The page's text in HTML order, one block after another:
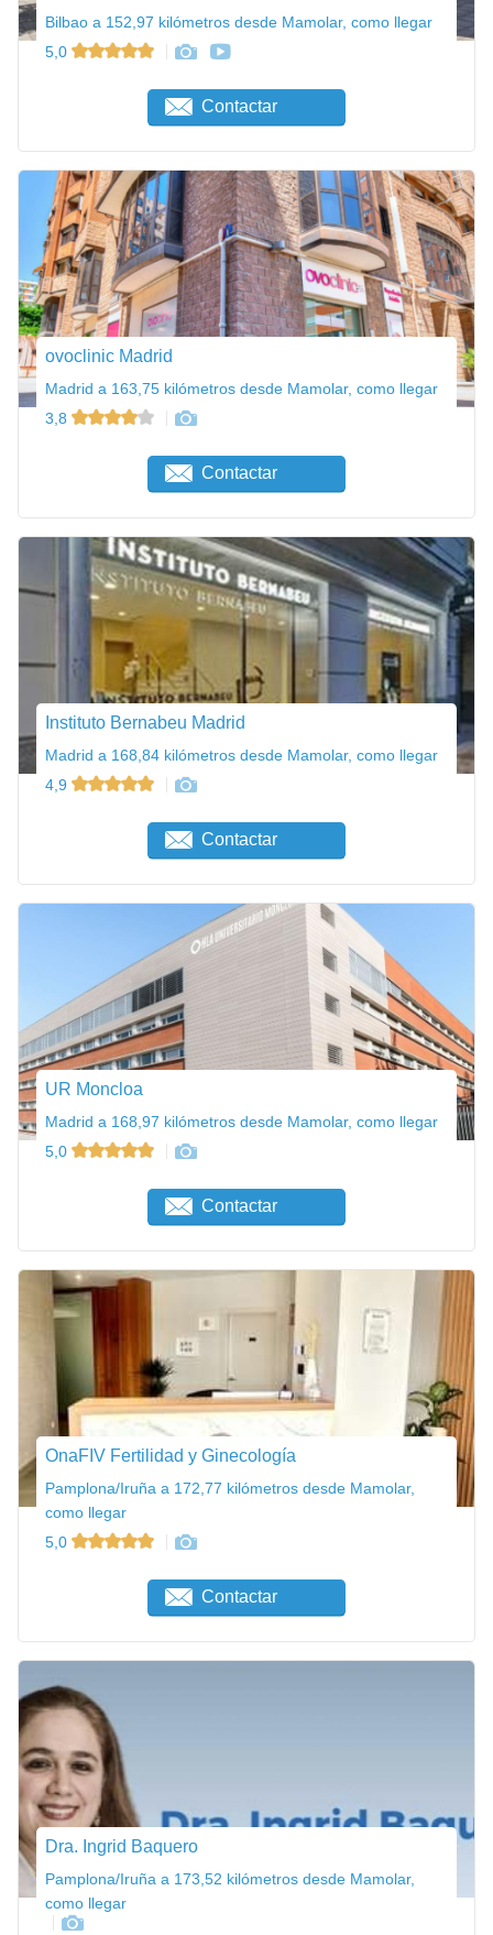
Bilbao a 152,97 kilómetros desde Mamolar, como llegar
5,0
Contactar
ovoclinic Madrid
Madrid a 163,75 kilómetros desde Mamolar, como llegar
3,8
Contactar
Instituto Bernabeu Madrid
Madrid a 168,84 kilómetros desde Mamolar, como llegar
4,9
Contactar
UR Moncloa
Madrid a 168,97 kilómetros desde Mamolar, como llegar
5,0
Contactar
OnaFIV Fertilidad y Ginecología
Pamplona/Iruña a 172,77 kilómetros desde Mamolar,
como llegar
5,0
Contactar
Dra. Ingrid Baquero
Pamplona/Iruña a 173,52 kilómetros desde Mamolar,
como llegar